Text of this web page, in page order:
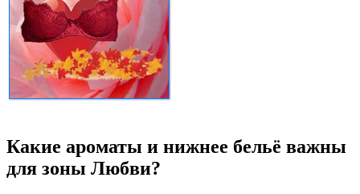
Какие ароматы и нижнее бельё важны
для зоны Любви?